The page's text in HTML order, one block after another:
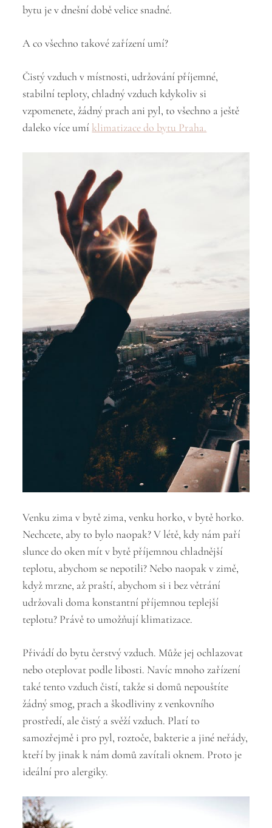
bytu je v dnešní době velice snadné.
A co všechno takové zařízení umí?
Čistý vzduch v místnosti, udržování příjemné,
stabilní teploty, chladný vzduch kdykoliv si
vzpomenete, žádný prach ani pyl, to všechno a ještě
daleko více umí klimatizace do bytu Praha.
Venku zima v bytě zima, venku horko, v bytě horko.
Nechcete, aby to bylo naopak? V létě, kdy nám paří
slunce do oken mít v bytě příjemnou chladnější
teplotu, abychom se nepotili? Nebo naopak v zimě,
když mrzne, až praští, abychom si i bez větrání
udržovali doma konstantní příjemnou teplejší
teplotu? Právě to umožňují klimatizace.
Přivádí do bytu čerstvý vzduch. Může jej ochlazovat
nebo oteplovat podle libosti. Navíc mnoho zařízení
také tento vzduch čistí, takže si domů nepouštíte
žádný smog, prach a škodliviny z venkovního
prostředí, ale čistý a svěží vzduch. Platí to
samozřejmě i pro pyl, roztoče, bakterie a jiné neřády,
kteří by jinak k nám domů zavítali oknem. Proto je
ideální pro alergiky.